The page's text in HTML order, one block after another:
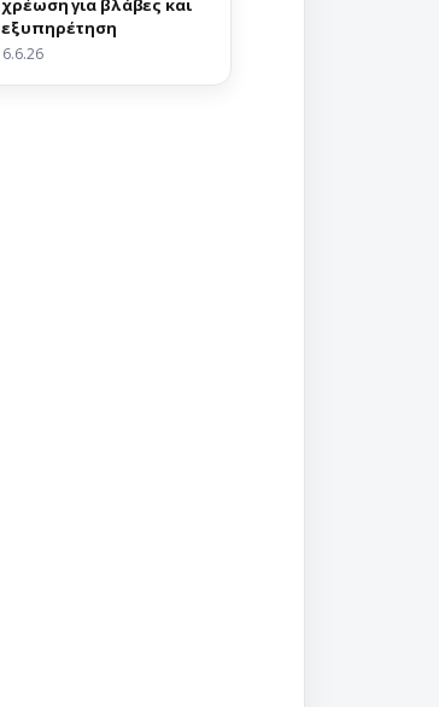
χρέωση για βλάβες και
εξυπηρέτηση
6.6.26